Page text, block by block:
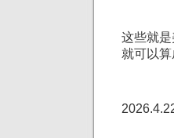
这些就
就可以算